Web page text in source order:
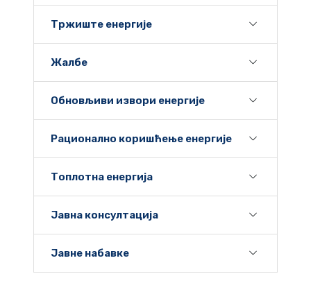
Тржиште енергије
Жалбе
Обновљиви извори енергије
Рационално коришћење енергије
Топлотна енергија
Јавна консултација
Јавне набавке